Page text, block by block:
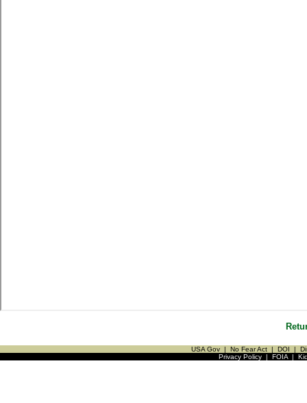
USA Gov | No Fear Act | DOI |
Privacy Policy| FOIA|